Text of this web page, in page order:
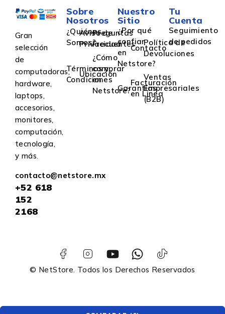
Gran
selección
de
computadoras,
hardware,
laptops,
accesorios,
monitores,
computación,
tecnología,
y más.
contacto@netstore.mx
+52 618
152
2168
Sobre
Nosotros
¿Quiénes
Somos?
Aviso de
Privacidad
Preguntas
Frecuentes
Términos y
Condiciones
Ubicación
¿Cómo
comprar
en
Netstore?
Nuestro
Sitio
¿Por qué
confiar
en
Netstore?
Contacto
Política de
Devoluciones
Garantías
Facturación
en Linea
Ventas
Empresariales
(B2B)
Tu
Cuenta
Seguimiento
de pedidos
© NetStore. Todos los Derechos Reservados